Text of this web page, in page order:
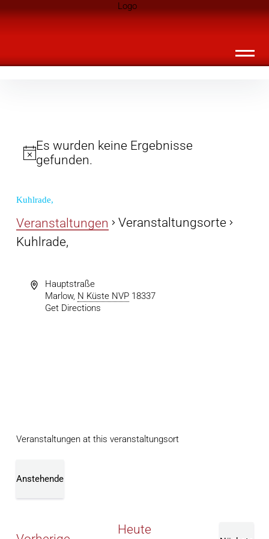
überspringen
Landknirpse – Die Zeitschrift für Leute
Es wurden keine Ergebnisse
gefunden.
Kuhlrade,
Veranstaltungen
Veranstaltungsorte
Kuhlrade,
Hauptstraße
Marlow, N Küste NVP 18337
Get Directions
Veranstaltungen at this veranstaltungsort
Anstehende
Heute